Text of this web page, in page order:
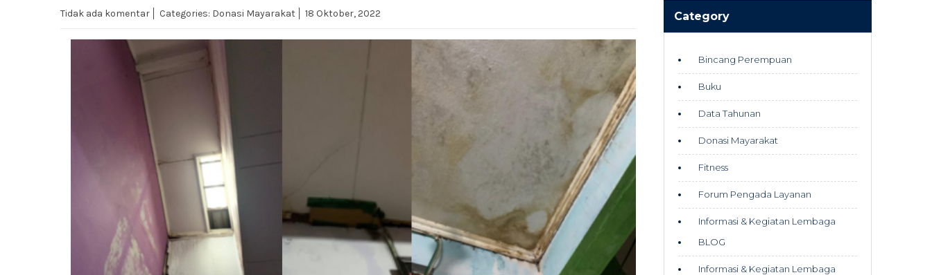
Tidak ada komentar Categories: Donasi Mayarakat 18 Oktober, 2022 Category
Bincang Perempuan
Buku
Data Tahunan
Donasi Mayarakat
Fitness
Forum Pengada Layanan
Informasi & Kegiatan Lembaga
BLOG
Informasi & Kegiatan Lembaga